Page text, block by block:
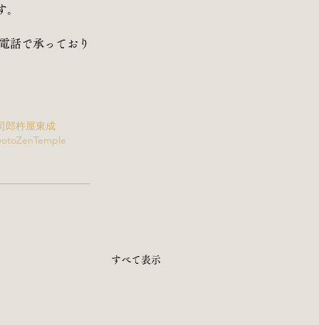
話で承っており
郎杵屋東成
ZenTemple
すべて表示